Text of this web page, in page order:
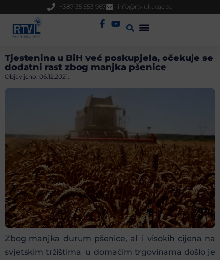
+387 35 553 967 info@rtvlukavac.ba
Tjestenina u BiH već poskupjela, očekuje se
dodatni rast zbog manjka pšenice
Objavljeno: 06.12.2021.
Zbog manjka durum pšenice, ali i visokih cijena na
svjetskim tržištima, u domaćim trgovinama došlo je